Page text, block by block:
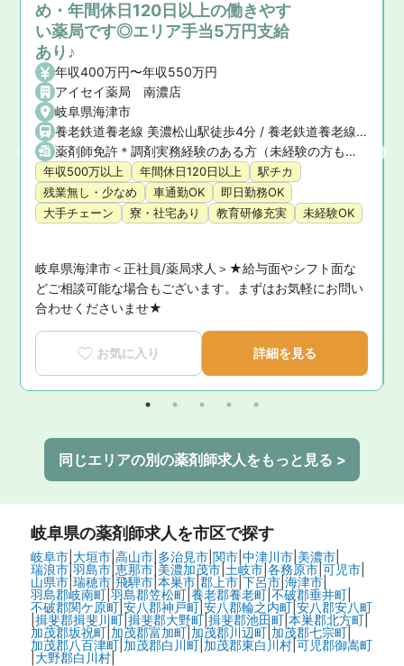
め・年間休日120日以上の働きやす
い薬局です◎エリア手当5万円支給
あり♪
年収400万円〜年収550万円
アイセイ薬局 南濃店
岐阜県海津市
養老鉄道養老線 美濃松山駅徒歩4分 / 養老鉄道養老線 石津駅
薬剤師免許＊調剤実務経験のある方（未経験の方もご相談ください）
年収500万以上 年間休日120日以上
駅チカ
残業無し・少なめ
車通勤OK
即日勤務OK
大手チェーン
寮・社宅あり 教育研修充実 未経験OK
岐阜県海津市＜正社員/薬局求人＞★給与面やシフト面な
どご相談可能な場合もございます。まずはお気軽にお問い
合わせくださいませ★
お気に入り 詳細を見る
同じエリアの別の薬剤師求人をもっと見る >
岐阜県の薬剤師求人を市区で探す
岐阜市| 大垣市| 高山市| 多治見市| 関市| 中津川市| 美濃市|
瑞浪市|羽島市|恵那市|美濃加茂市| 土岐市| 各務原市| 可児市|
山県市|瑞穂市|飛騨市|本巣市| 郡上市| 下呂市| 海津市|
羽島郡岐南町| 羽島郡笠松町| 養老郡養老町| 不破郡垂井町|
不破郡関ケ原町| 安八郡神戸町| 安八郡輪之内町| 安八郡安八町
揖斐郡揖斐川町| 揖斐郡大野町| 揖斐郡池田町| 本巣郡北方町|
加茂郡坂祝町| 加茂郡富加町| 加茂郡川辺町| 加茂郡七宗町|
加茂郡八百津町| 加茂郡白川町| 加茂郡東白川村| 可児郡御嵩町
大野郡白川村|